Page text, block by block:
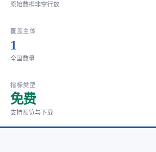
原始数据非空行数
覆盖主体
1
全国数量
指标类型
免费
支持预览与下载